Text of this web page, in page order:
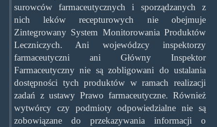
surowców farmaceutycznych i sporządzanych z
nich leków recepturowych nie obejmuje
Zintegrowany System Monitorowania Produktów
Leczniczych. Ani wojewódzcy inspektorzy
farmaceutyczni ani Główny Inspektor
Farmaceutyczny nie są zobligowani do ustalania
dostępności tych produktów w ramach realizacji
zadań z ustawy Prawo farmaceutyczne. Również
wytwórcy czy podmioty odpowiedzialne nie są
zobowiązane do przekazywania informacji o